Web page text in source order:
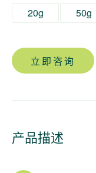
20g 50g
立即咨询
产品描述